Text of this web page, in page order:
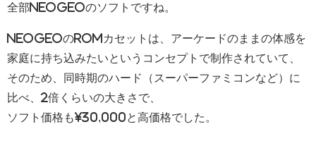
全部NEOGEOのソフトですね。
NEOGEOのROMカセットは、アーケードのままの体感を
家庭に持ち込みたいというコンセプトで制作されていて、
そのため、同時期のハード（スーパーファミコンなど）に
比べ、2倍くらいの大きさで、
ソフト価格も¥30,000と高価格でした。